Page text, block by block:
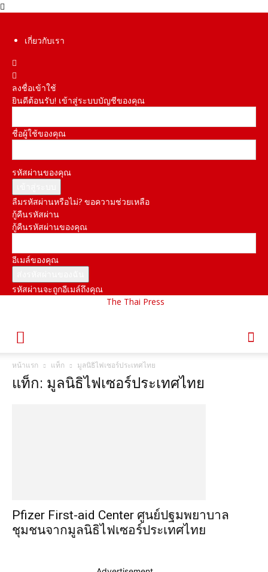
เกี่ยวกับเรา
ลงชื่อเข้าใช้
ยินดีต้อนรับ! เข้าสู่ระบบบัญชีของคุณ
ชื่อผู้ใช้ของคุณ
รหัสผ่านของคุณ
ลืมรหัสผ่านหรือไม่? ขอความช่วยเหลือ
กู้คืนรหัสผ่าน
กู้คืนรหัสผ่านของคุณ
อีเมล์ของคุณ
รหัสผ่านจะถูกอีเมล์ถึงคุณ
The Thai Press
หน้าแรก แท็ก มูลนิธิไฟเซอร์ประเทศไทย
แท็ก: มูลนิธิไฟเซอร์ประเทศไทย
Pfizer First-aid Center ศูนย์ปฐมพยาบาล
ชุมชนจากมูลนิธิไฟเซอร์ประเทศไทย